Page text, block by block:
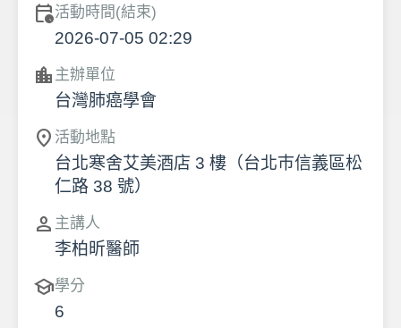
calendar_clock活動時間(結束)
2026-07-05 02:29
location_city 主辦單位
台灣肺癌學會
location_on 活動地點
台北寒舍艾美酒店 3 樓（台北巿信義區松
仁路 38 號）
person 主講人
李柏昕醫師
school學分
6